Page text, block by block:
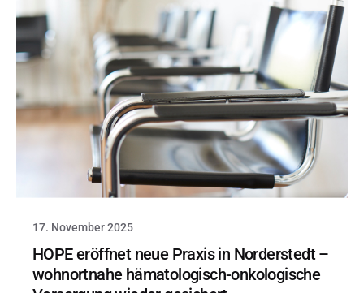
17. November 2025
HOPE eröffnet neue Praxis in Norderstedt –
wohnortnahe hämatologisch-onkologische